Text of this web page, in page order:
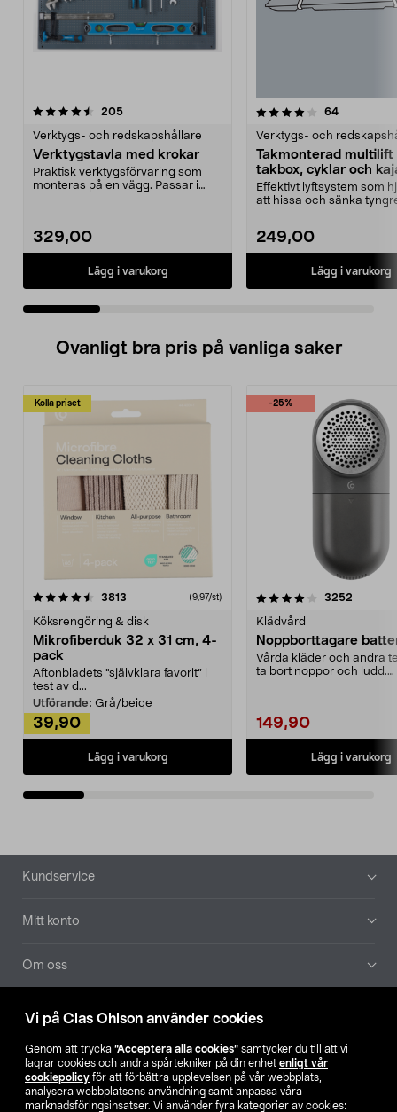
Vi på Clas Ohlson använder cookies
Genom att trycka ”Acceptera alla cookies” samtycker du till att vi
lagrar cookies och andra spårtekniker på din enhet enligt vår
cookiepolicy för att förbättra upplevelsen på vår webbplats,
analysera webbplatsens användning samt anpassa våra
marknadsföringsinsatser. Vi använder fyra kategorier av cookies:
205recensioner
Verktygs- och redskapshållare
Verktygstavla med krokar
Praktisk verktygsförvaring som
monteras på en vägg. Passar i
329,00
Lägg i varukorg
4.0 av 5 stjärnor 64recensioner
Verktygs- och
Takmonterad multilift
takbox, cyklar och
Effektivt lyftsystem som
att hissa och sänka
249,00
Lägg i varukorg
4.5 av 5 stjärnor
Ovanligt bra pris på vanliga saker
Kolla priset
3813 (9,97/st)
Köksrengöring & disk
Mikrofiberduk 32 x 31 cm, 4-
pack
Aftonbladets "självklara favorit” i
test av d...
Utförande: Grå/beige
39,90
Lägg i varukorg
-25%
4.0av 5 stjärnor 3252
Klädvård
Noppborttagare
Vårda kläder och andra
ta bort noppor och ludd.
149,90
Lägg i varukorg
4.5av 5 stjärnor
Sidfot
Kundservice
Mitt konto
Om oss
Aktuellt
Våra bolag
Hitta butik